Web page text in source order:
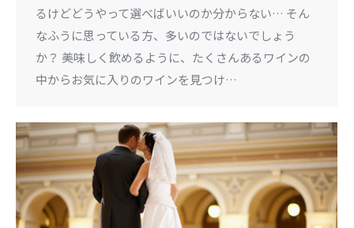
るけどどうやって選べばいいのか分からない… そん
なふうに思っている方、多いのではないでしょう
か？ 美味しく飲めるように、たくさんあるワインの
中からお気に入りのワインを見つけ…